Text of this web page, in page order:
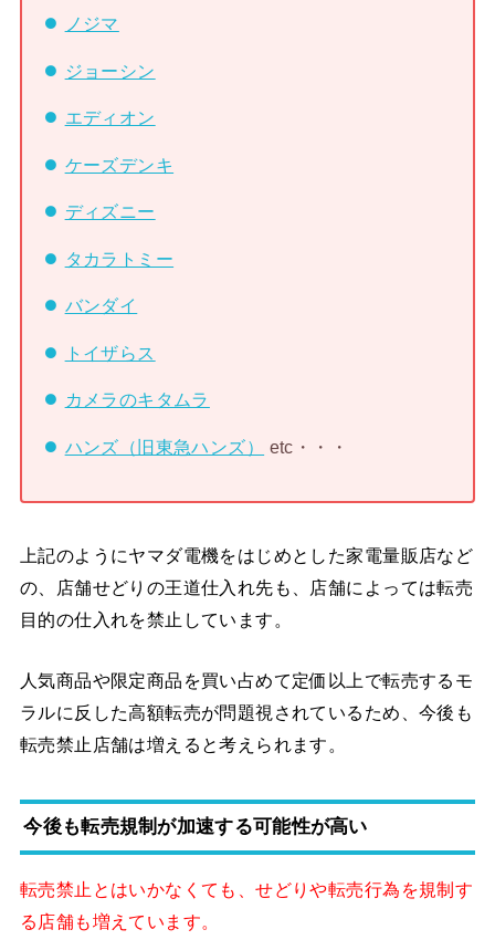
ノジマ
ジョーシン
エディオン
ケーズデンキ
ディズニー
タカラトミー
バンダイ
トイザらス
カメラのキタムラ
ハンズ（旧東急ハンズ） etc・・・
上記のようにヤマダ電機をはじめとした家電量販店など
の、店舗せどりの王道仕入れ先も、店舗によっては転売
目的の仕入れを禁止しています。
人気商品や限定商品を買い占めて定価以上で転売するモ
ラルに反した高額転売が問題視されているため、今後も
転売禁止店舗は増えると考えられます。
今後も転売規制が加速する可能性が高い
転売禁止とはいかなくても、せどりや転売行為を規制す
る店舗も増えています。